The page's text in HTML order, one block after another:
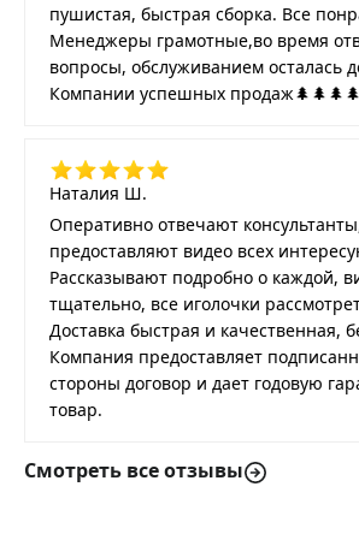
пушистая, быстрая сборка. Все
Менеджеры грамотные,во время
вопросы, обслуживанием осталась
Компании успешных
Наталия Ш.
Оперативно отвечают
предоставляют видео всех
Рассказывают подробно о каждой,
тщательно, все иголочки
Доставка быстрая и качественная,
Компания предоставляет
стороны договор и дает годовую
товар.
Смотреть все отзывы